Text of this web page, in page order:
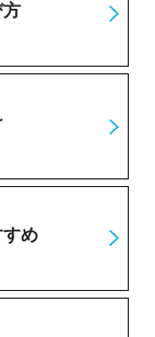
方
め